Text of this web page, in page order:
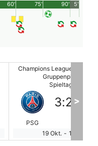
90'
60' 75' 5'
Champions League 2021/
Gruppenphase
Spieltag 3
ATL
2:3
19 Okt. - 18:00
>